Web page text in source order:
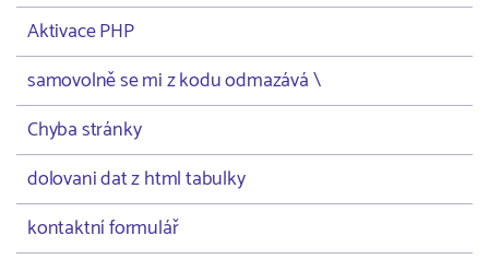
Aktivace PHP
samovolně se mi z kodu odmazává \
Chyba stránky
dolovani dat z html tabulky
kontaktní formulář